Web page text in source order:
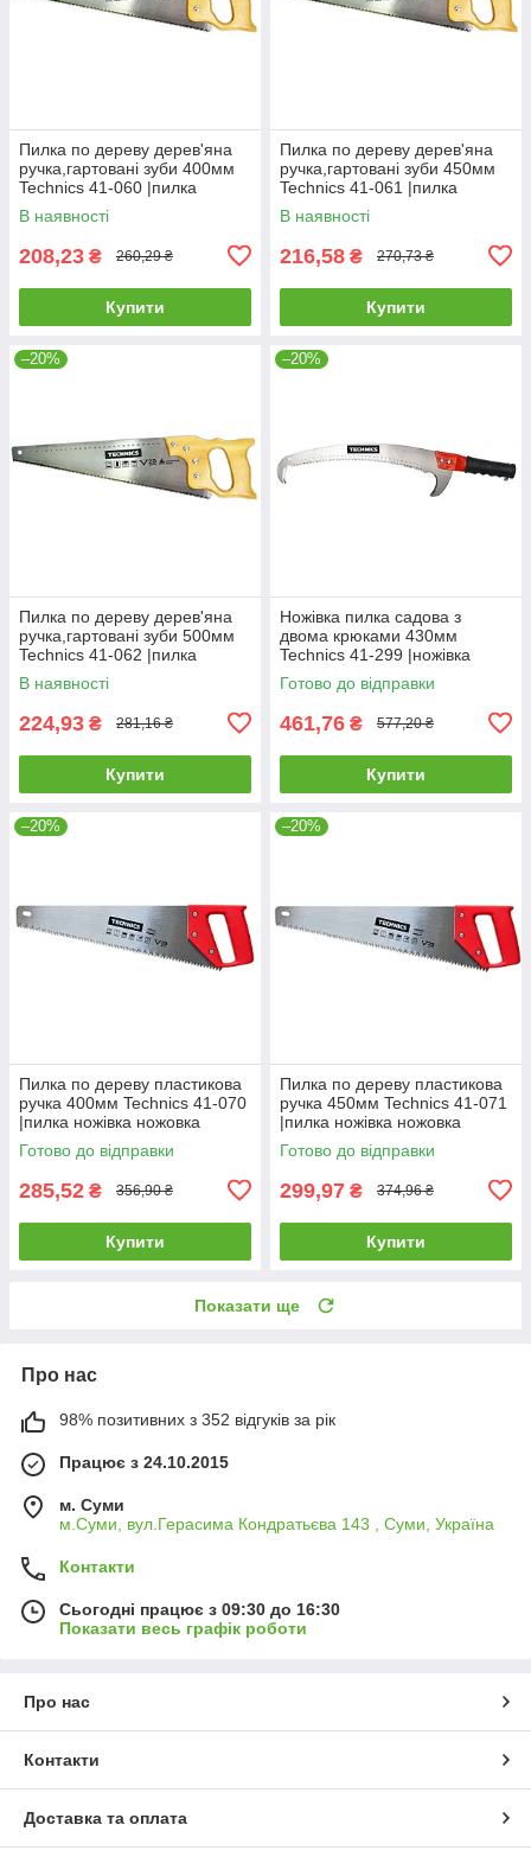
Пилка по дереву дерев'яна
ручка,гартовані зуби 400мм
Technics 41-060 |пилка
ножівка ножовка Ножовка по
дереву деревянная ручка
В наявності
208,23 ₴ 260,29 ₴
Купити
Пилка по дереву дерев'яна
ручка,гартовані зуби 450мм
Technics 41-061 |пилка
ножівка ножовка Ножовка по
дереву деревянная ручка
В наявності
216,58 ₴ 270,73 ₴
Купити
–20%
Пилка по дереву дерев'яна
ручка,гартовані зуби 500мм
Technics 41-062 |пилка
ножівка ножовка Ножовка по
дереву деревянная ручка
В наявності
224,93 ₴ 281,16 ₴
Купити
–20%
Ножівка пилка садова з
двома крюками 430мм
Technics 41-299 |ножівка
ножовка Пила садовая с
двумя крюками 430мм
Готово до відправки
461,76 ₴ 577,20 ₴
Купити
–20%
Пилка по дереву пластикова
ручка 400мм Technics 41-070
|пилка ножівка ножовка
Ножовка по дереву
пластиковая ручка 400мм
Готово до відправки
285,52 ₴ 356,90 ₴
Купити
–20%
Пилка по дереву пластикова
ручка 450мм Technics 41-071
|пилка ножівка ножовка
Ножовка по дереву
пластиковая ручка 450мм
Готово до відправки
299,97 ₴ 374,96 ₴
Купити
Показати ще
Про нас
98% позитивних з 352 відгуків за рік
Працює з 24.10.2015
м. Суми
м.Суми, вул.Герасима Кондратьєва 143 , Суми, Україна
Контакти
Сьогодні працює з 09:30 до 16:30
Показати весь графік роботи
Про нас
Контакти
Доставка та оплата